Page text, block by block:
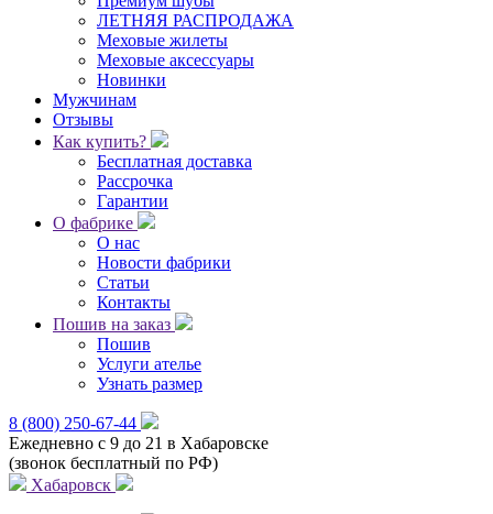
ЛЕТНЯЯ РАСПРОДАЖА
Меховые жилеты
Меховые аксессуары
Новинки
Мужчинам
Отзывы
Как купить?
Бесплатная доставка
Рассрочка
Гарантии
О фабрике
О нас
Новости фабрики
Статьи
Контакты
Пошив на заказ
Пошив
Услуги ателье
Узнать размер
8 (800) 250-67-44
Ежедневно с 9 до 21 в Хабаровске
(звонок бесплатный по РФ)
Хабаровск